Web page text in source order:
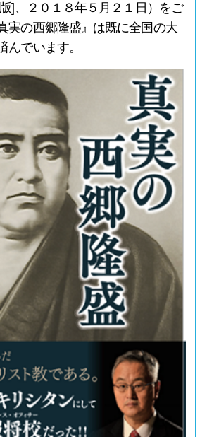
]、２０１８年５月２１日）をご
実の西郷隆盛』は既に全国の大
んでいます。